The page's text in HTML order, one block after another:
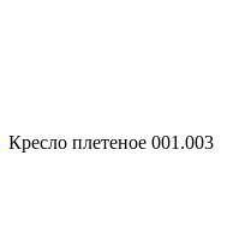
Кресло плетеное 001.003